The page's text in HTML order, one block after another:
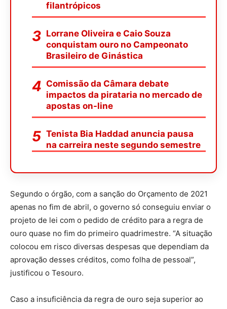
filantrópicos
Lorrane Oliveira e Caio Souza
conquistam ouro no Campeonato
Brasileiro de Ginástica
Comissão da Câmara debate
impactos da pirataria no mercado de
apostas on-line
Tenista Bia Haddad anuncia pausa
na carreira neste segundo semestre
Segundo o órgão, com a sanção do Orçamento de 2021
apenas no fim de abril, o governo só conseguiu enviar o
projeto de lei com o pedido de crédito para a regra de
ouro quase no fim do primeiro quadrimestre. “A situação
colocou em risco diversas despesas que dependiam da
aprovação desses créditos, como folha de pessoal”,
justificou o Tesouro.
Caso a insuficiência da regra de ouro seja superior ao